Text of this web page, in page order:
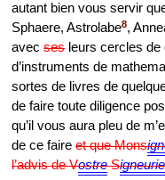
autant bien vous servir
Sphaere, Astrolabe8,
avecsesleurs cercles de
d’instruments de
sortes de livres de
de faire toute diligence
qu’il vous aura pleu de
de ce faireet que Mons
l’advis de VostreSigneurie